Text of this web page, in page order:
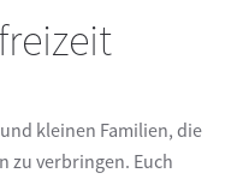
kleinen Familien, die
zu verbringen. Euch